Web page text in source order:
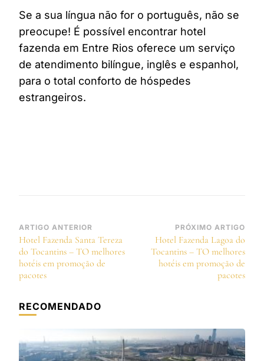
Se a sua língua não for o português, não se
preocupe! É possível encontrar hotel
fazenda em Entre Rios oferece um serviço
de atendimento bilíngue, inglês e espanhol,
para o total conforto de hóspedes
estrangeiros.
Navegação
de
post
ARTIGO ANTERIOR
Hotel Fazenda Santa Tereza
do Tocantins – TO melhores
hotéis em promoção de
pacotes
PRÓXIMO ARTIGO
Hotel Fazenda Lagoa do
Tocantins – TO melhores
hotéis em promoção de
pacotes
RECOMENDADO